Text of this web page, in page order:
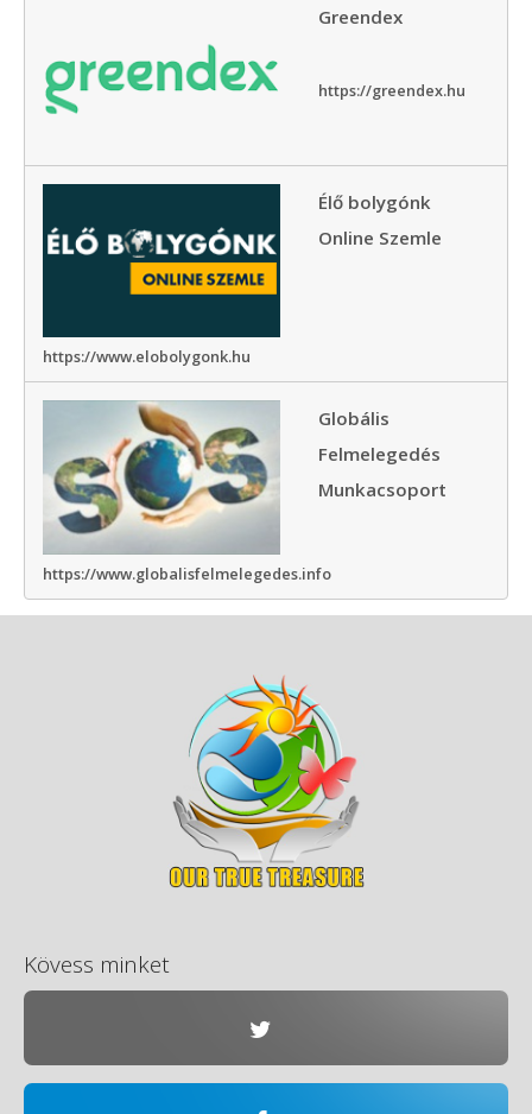
Greendex
https://greendex.hu
Élő bolygónk
Online Szemle
https://www.elobolygonk.hu
Globális
Felmelegedés
Munkacsoport
https://www.globalisfelmelegedes.info
Kövess minket